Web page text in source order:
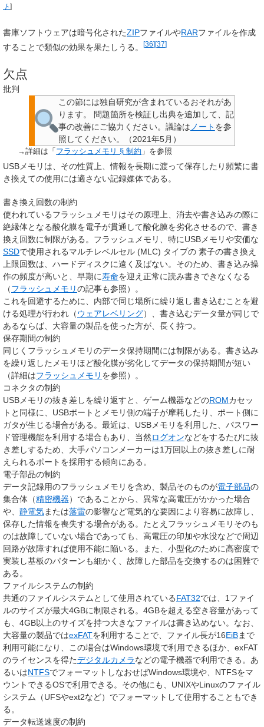
ト]
書庫ソフトウェアは暗号化されたZIPファイルやRARファイルを作成
することで類似の効果を果たしうる。
[36][37]
欠点
批判
この節には独自研究が含まれているおそれがあ
ります。
問題箇所を検証し出典を追加して、記
事の改善にご協力ください。議論は ノート を参
照してください。
（2021年5月 ）
→詳細は「 フラッシュメモリ § 制約 」を参照
USBメモリは、その性質上、情報を長期に渡って保存したり頻繁に書
き換えての使用には適さない記録媒体である。
書き換え回数の制約
使われているフラッシュメモリはその原理上、消去や書き込みの際に
絶縁体となる酸化膜を電子が貫通して酸化膜を劣化させるので、書き
換え回数に制限がある。フラッシュメモリ、特にUSBメモリや安価な
SSDで使用されるマルチレベルセル (MLC) タイプの 素子の書き換え
上限回数は、ハードディスクに遠く及ばない。そのため、書き込み操
作の頻度が高いと、早期に寿命を迎え正常に読み書きできなくなる
（フラッシュメモリの記事も参照）。
これを回避するために、内部で同じ場所に繰り返し書き込むことを避
ける処理が行われ（ウェアレベリング）、書き込むデータ量が同じで
あるならば、大容量の製品を使った方が、長く持つ。
保存期間の制約
同じくフラッシュメモリのデータ保持期間には制限がある。書き込み
を繰り返したメモリほど酸化膜が劣化してデータの保持期間が短い
（詳細はフラッシュメモリ を参照）。
コネクタの制約
USBメモリの抜き差しを繰り返すと、ゲーム機器などのROMカセッ
トと同様に、USBポートとメモリ側の端子が摩耗したり、ポート側に
ガタが生じる場合がある。最近は、USBメモリを利用した、パスワー
ド管理機能を利用する場合もあり、当然ログオンなどをするたびに抜
き差しするため、大手パソコンメーカーは1万回以上の抜き差しに耐
えられるポートを採用する傾向にある。
電子部品の制約
データ記録用のフラッシュメモリを含め、製品そのものが電子部品の
集合体（精密機器）であることから、異常な高電圧がかかった場合
や、 静電気または落雷の影響など電気的な要因により容易に故障し、
保存した情報を喪失する場合がある。たとえフラッシュメモリそのも
のは故障していない場合であっても、高電圧の印加や水没などで周辺
回路が故障すれば使用不能に陥いる。また、小型化のために高密度で
実装し基板のパターンも細かく、故障した部品を交換するのは困難で
ある。
ファイルシステムの制約
共通のファイルシステムとして使用されているFAT32では、1ファイ
ルのサイズが最大4GBに制限される。4GBを超える空き容量があって
も、4GB以上のサイズを持つ大きなファイルは書き込めない。なお、
大容量の製品ではexFATを利用することで、ファイル長が16EiBまで
利用可能になり、この場合はWindows環境で利用できるほか、exFAT
のライセンスを得たデジタルカメラなどの電子機器で利用できる。あ
るいはNTFSでフォーマットしなおせばWindows環境や、NTFSをマ
ウントできるOSで利用できる。その他にも、UNIXやLinuxのファイル
システム（UFSやext2など）でフォーマットして使用することもでき
る。
データ転送速度の制約